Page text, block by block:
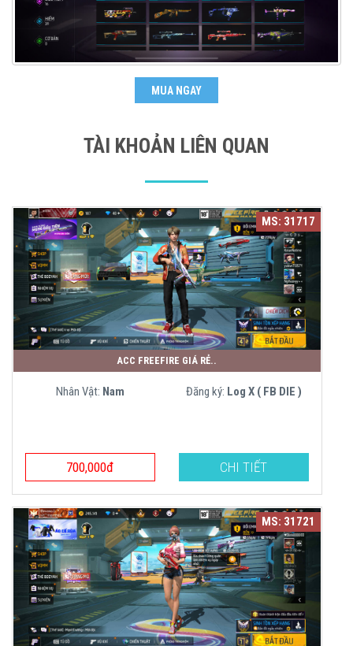
MUA NGAY
TÀI KHOẢN LIÊN QUAN
MS: 31717
ACC FREEFIRE GIÁ RẺ..
Nhân Vật: Nam Đăng ký: Log X ( FB DIE )
700,000đ CHI TIẾT
MS: 31721